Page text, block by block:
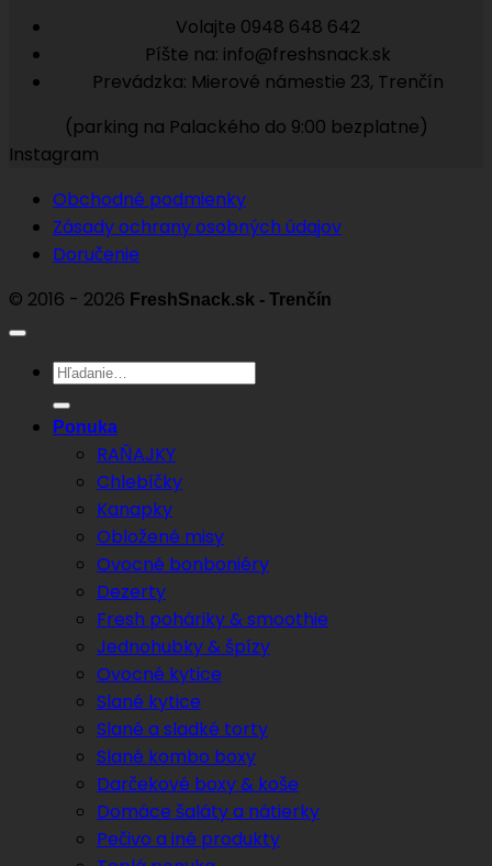
Volajte 0948 648 642
Píšte na: info@freshsnack.sk
Prevádzka: Mierové námestie 23, Trenčín
(parking na Palackého do 9:00 bezplatne)
Instagram
Obchodné podmienky
Zásady ochrany osobných údajov
Doručenie
© 2016 - 2026 FreshSnack.sk - Trenčín
Hľadať:
Ponuka
RAŇAJKY
Chlebíčky
Kanapky
Obložené misy
Ovocné bonboniéry
Dezerty
Fresh poháriky & smoothie
Jednohubky & špízy
Ovocné kytice
Slané kytice
Slané a sladké torty
Slané kombo boxy
Darčekové boxy & koše
Domáce šaláty a nátierky
Pečivo a iné produkty